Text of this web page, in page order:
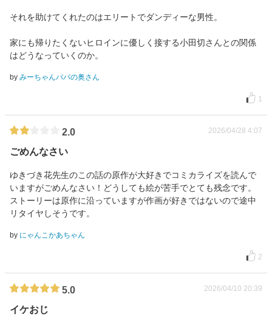
それを助けてくれたのはエリートでダンディーな男性。
家にも帰りたくないヒロインに優しく接する小田切さんとの関係
はどうなっていくのか。
by みーちゃんパパの奥さん
1
2.0 2026/04/28 4:07
ごめんなさい
ゆきづき花先生のこの話の原作が大好きでコミカライズを読んで
いますがごめんなさい！どうしても絵が苦手でとても残念です。
ストーリーは原作に沿っていますが作画が好きではないので途中
リタイヤしそうです。
by にゃんこかあちゃん
2
5.0 2026/04/10 20:39
イケおじ